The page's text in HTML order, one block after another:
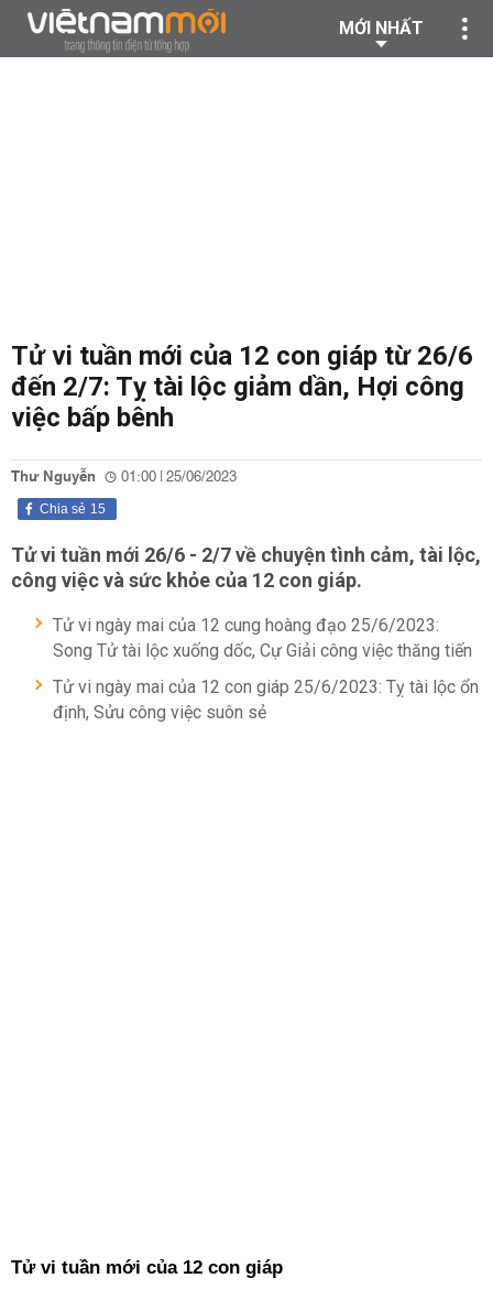
MỚI NHẤT
Tử vi tuần mới của 12 con giáp từ 26/6
đến 2/7: Tỵ tài lộc giảm dần, Hợi công
việc bấp bênh
Thư Nguyễn 01:00 | 25/06/2023
15
Chia sẻ
Tử vi tuần mới 26/6 - 2/7 về chuyện tình cảm, tài lộc,
công việc và sức khỏe của 12 con giáp.
Tử vi ngày mai của 12 cung hoàng đạo 25/6/2023:
Song Tử tài lộc xuống dốc, Cự Giải công việc thăng tiến
Tử vi ngày mai của 12 con giáp 25/6/2023: Tỵ tài lộc ổn
định, Sửu công việc suôn sẻ
Tử vi tuần mới của 12 con giáp